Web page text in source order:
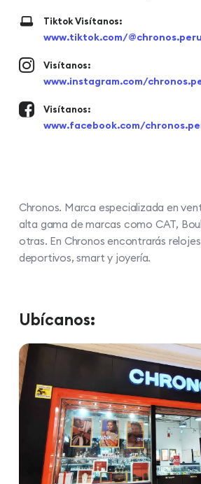
Tiktok Visítanos:
www.tiktok.com/@chronos.peru
Visítanos:
www.instagram.com/
Visítanos:
www.facebook.com/
Chronos. Marca especializada en
alta gama de marcas como CAT,
otras. En Chronos encontrarás
deportivos, smart y joyería.
Ubícanos: